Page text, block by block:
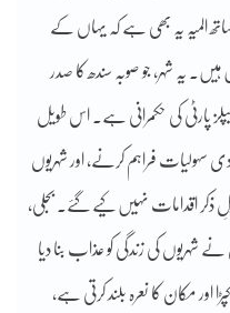
المیہ یہ بھی ہے کہ یہاں کے
یہ شہر، جو صوبہ سندھ کا صدر
پارٹی کی حکمرانی ہے۔ اس طویل
سہولیات فراہم کرنے، اور شہریوں
ذکر اقدامات نہیں کیے گئے۔ بجلی،
شہریوں کی زندگی کو عذاب بنا دیا
اور مکان کا نعرہ بلند کرتی ہے،